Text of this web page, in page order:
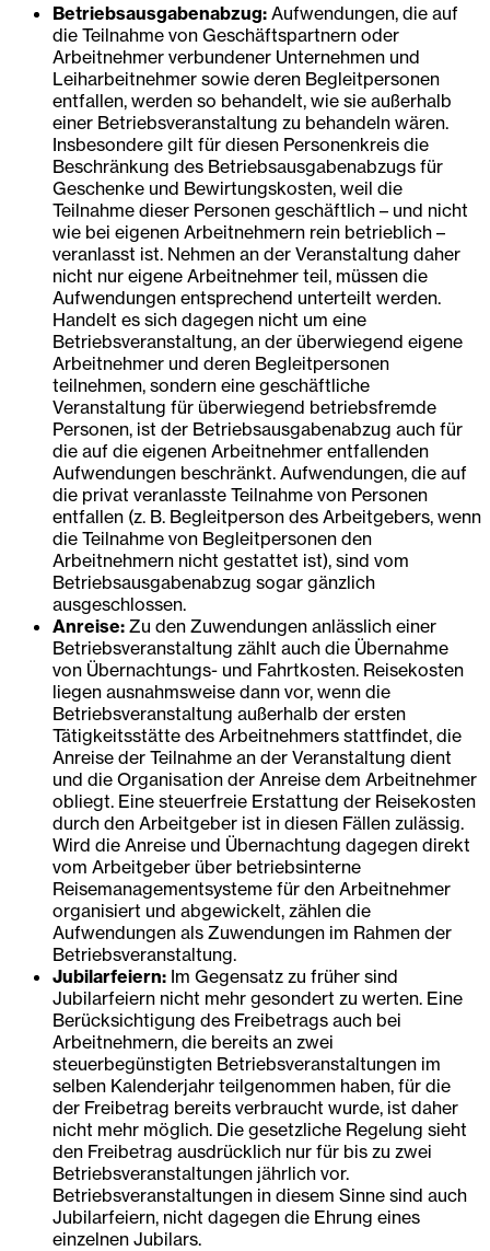
Betriebsausgabenabzug: Aufwendungen, die auf
die Teilnahme von Geschäftspartnern oder
Arbeitnehmer verbundener Unternehmen und
Leiharbeitnehmer sowie deren Begleitpersonen
entfallen, werden so behandelt, wie sie außerhalb
einer Betriebsveranstaltung zu behandeln wären.
Insbesondere gilt für diesen Personenkreis die
Beschränkung des Betriebsausgabenabzugs für
Geschenke und Bewirtungskosten, weil die
Teilnahme dieser Personen geschäftlich – und nicht
wie bei eigenen Arbeitnehmern rein betrieblich –
veranlasst ist. Nehmen an der Veranstaltung daher
nicht nur eigene Arbeitnehmer teil, müssen die
Aufwendungen entsprechend unterteilt werden.
Handelt es sich dagegen nicht um eine
Betriebsveranstaltung, an der überwiegend eigene
Arbeitnehmer und deren Begleitpersonen
teilnehmen, sondern eine geschäftliche
Veranstaltung für überwiegend betriebsfremde
Personen, ist der Betriebsausgabenabzug auch für
die auf die eigenen Arbeitnehmer entfallenden
Aufwendungen beschränkt. Aufwendungen, die auf
die privat veranlasste Teilnahme von Personen
entfallen (z. B. Begleitperson des Arbeitgebers, wenn
die Teilnahme von Begleitpersonen den
Arbeitnehmern nicht gestattet ist), sind vom
Betriebsausgabenabzug sogar gänzlich
ausgeschlossen.
Anreise: Zu den Zuwendungen anlässlich einer
Betriebsveranstaltung zählt auch die Übernahme
von Übernachtungs- und Fahrtkosten. Reisekosten
liegen ausnahmsweise dann vor, wenn die
Betriebsveranstaltung außerhalb der ersten
Tätigkeitsstätte des Arbeitnehmers stattfindet, die
Anreise der Teilnahme an der Veranstaltung dient
und die Organisation der Anreise dem Arbeitnehmer
obliegt. Eine steuerfreie Erstattung der Reisekosten
durch den Arbeitgeber ist in diesen Fällen zulässig.
Wird die Anreise und Übernachtung dagegen direkt
vom Arbeitgeber über betriebsinterne
Reisemanagementsysteme für den Arbeitnehmer
organisiert und abgewickelt, zählen die
Aufwendungen als Zuwendungen im Rahmen der
Betriebsveranstaltung.
Jubilarfeiern: Im Gegensatz zu früher sind
Jubilarfeiern nicht mehr gesondert zu werten. Eine
Berücksichtigung des Freibetrags auch bei
Arbeitnehmern, die bereits an zwei
steuerbegünstigten Betriebsveranstaltungen im
selben Kalenderjahr teilgenommen haben, für die
der Freibetrag bereits verbraucht wurde, ist daher
nicht mehr möglich. Die gesetzliche Regelung sieht
den Freibetrag ausdrücklich nur für bis zu zwei
Betriebsveranstaltungen jährlich vor.
Betriebsveranstaltungen in diesem Sinne sind auch
Jubilarfeiern, nicht dagegen die Ehrung eines
einzelnen Jubilars.